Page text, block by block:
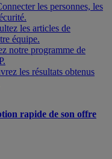
les personnes, les
les articles de
équipe.
notre programme de
les résultats obtenus
rapide de son offre